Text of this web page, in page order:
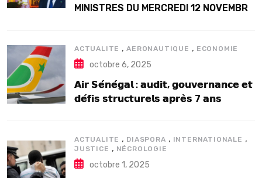
MINISTRES DU MERCREDI 12 NOVEMBRE
ACTUALITE ,AERONAUTIQUE , ECONOMIE
octobre 6, 2025
𝗔𝗶𝗿 𝗦𝗲́𝗻𝗲́𝗴𝗮𝗹 : 𝗮𝘂𝗱𝗶𝘁, 𝗴𝗼𝘂𝘃𝗲𝗿𝗻𝗮𝗻𝗰𝗲 𝗲𝘁
𝗱𝗲́𝗳𝗶𝘀 𝘀𝘁𝗿𝘂𝗰𝘁𝘂𝗿𝗲𝗹𝘀 𝗮𝗽𝗿𝗲̀𝘀 7 𝗮𝗻𝘀
ACTUALITE , DIASPORA , INTERNATIONALE ,
JUSTICE , NÉCROLOGIE
octobre 1, 2025